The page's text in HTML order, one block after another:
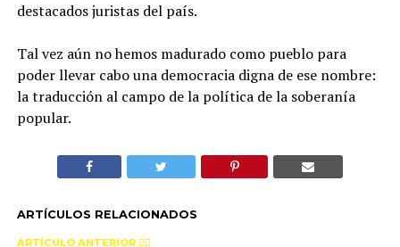
destacados juristas del país.
Tal vez aún no hemos madurado como pueblo para
poder llevar cabo una democracia digna de ese nombre:
la traducción al campo de la política de la soberanía
popular.
ARTÍCULOS RELACIONADOS
ARTÍCULO ANTERIOR 👉🏻